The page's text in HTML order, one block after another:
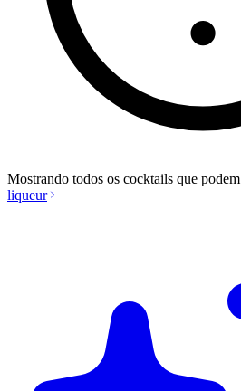
Mostrando todos os cocktails que
liqueur